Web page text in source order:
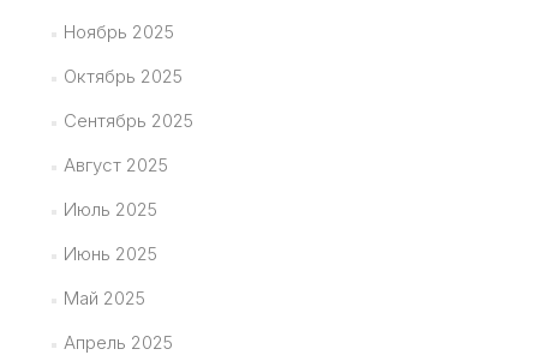
Ноябрь 2025
Октябрь 2025
Сентябрь 2025
Август 2025
Июль 2025
Июнь 2025
Май 2025
Апрель 2025